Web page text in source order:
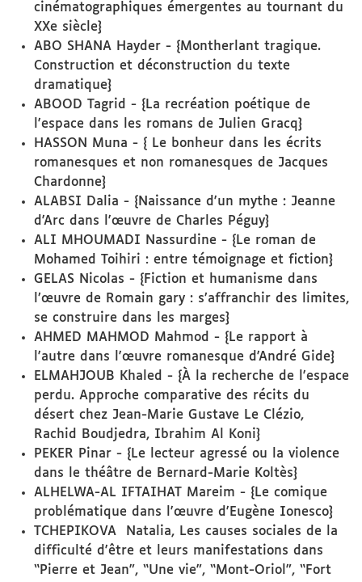
cinématographiques émergentes au tournant du
XXe siècle}
ABO SHANA Hayder - {Montherlant tragique.
Construction et déconstruction du texte
dramatique}
ABOOD Tagrid - {La recréation poétique de
l'espace dans les romans de Julien Gracq}
HASSON Muna - { Le bonheur dans les écrits
romanesques et non romanesques de Jacques
Chardonne}
ALABSI Dalia - {Naissance d'un mythe : Jeanne
d'Arc dans l'œuvre de Charles Péguy}
ALI MHOUMADI Nassurdine - {Le roman de
Mohamed Toihiri : entre témoignage et fiction}
GELAS Nicolas - {Fiction et humanisme dans
l’œuvre de Romain gary : s’affranchir des limites,
se construire dans les marges}
AHMED MAHMOD Mahmod - {Le rapport à
l'autre dans l'œuvre romanesque d'André Gide}
ELMAHJOUB Khaled - {À la recherche de l'espace
perdu. Approche comparative des récits du
désert chez Jean-Marie Gustave Le Clézio,
Rachid Boudjedra, Ibrahim Al Koni}
PEKER Pinar - {Le lecteur agressé ou la violence
dans le théâtre de Bernard-Marie Koltès}
ALHELWA-AL IFTAIHAT Mareim - {Le comique
problématique dans l'œuvre d'Eugène Ionesco}
TCHEPIKOVA Natalia, Les causes sociales de la
difficulté d'être et leurs manifestations dans
“Pierre et Jean”, “Une vie”, “Mont-Oriol”, “Fort